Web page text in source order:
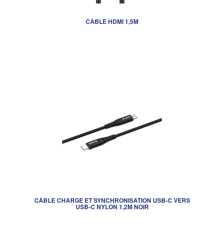
CÂBLE HDMI 1,5M
CÂBLE CHARGE ET SYNCHRONISATION USB-C VERS
USB-C NYLON 1,2M NOIR